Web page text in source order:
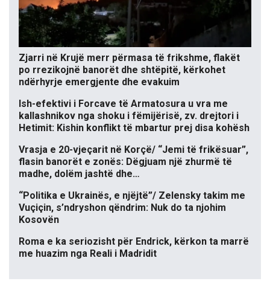
Zjarri në Krujë merr përmasa të frikshme, flakët
po rrezikojnë banorët dhe shtëpitë, kërkohet
ndërhyrje emergjente dhe evakuim
Ish-efektivi i Forcave të Armatosura u vra me
kallashnikov nga shoku i fëmijërisë, zv. drejtori i
Hetimit: Kishin konflikt të mbartur prej disa kohësh
Vrasja e 20-vjeçarit në Korçë/ “Jemi të frikësuar”,
flasin banorët e zonës: Dëgjuam një zhurmë të
madhe, dolëm jashtë dhe…
“Politika e Ukrainës, e njëjtë”/ Zelensky takim me
Vuçiçin, s’ndryshon qëndrim: Nuk do ta njohim
Kosovën
Roma e ka seriozisht për Endrick, kërkon ta marrë
me huazim nga Reali i Madridit